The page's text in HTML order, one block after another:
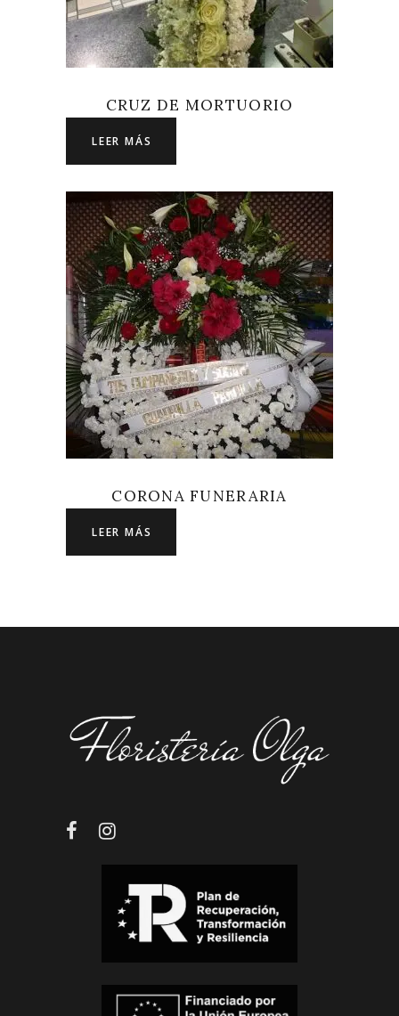
CRUZ DE MORTUORIO
LEER MÁS
LEER MÁS
CORONA FUNERARIA
LEER MÁS